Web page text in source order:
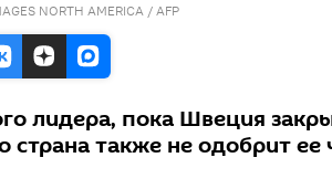
NORTH AMERICA / AFP
лидера, пока Швеция
страна также не одобрит ее